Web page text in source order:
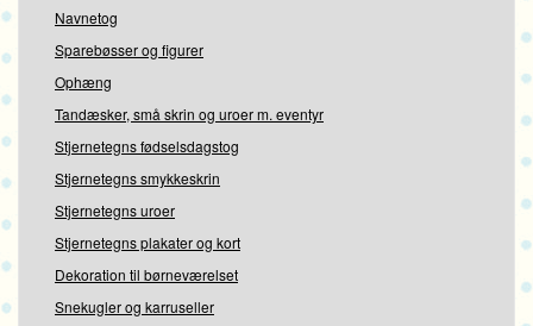
Navnetog
Sparebøsser og figurer
Ophæng
Tandæsker, små skrin og uroer m. eventyr
Stjernetegns fødselsdagstog
Stjernetegns smykkeskrin
Stjernetegns uroer
Stjernetegns plakater og kort
Dekoration til børneværelset
Snekugler og karruseller